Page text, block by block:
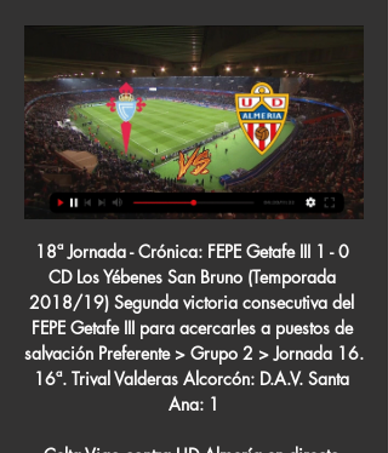
18ª Jornada - Crónica: FEPE Getafe III 1 - 0 CD Los Yébenes San Bruno (Temporada 2018/19) Segunda victoria consecutiva del FEPE Getafe III para acercarles a puestos de salvación Preferente > Grupo 2 > Jornada 16. 16ª. Trival Valderas Alcorcón: D.A.V. Santa Ana: 1

Celta Vigo contra UD Almería en directo online Radiomarca Al Celta Vigo contra UD Almería en directo online Radiomarca Almeria - Radio Marca Almeria 01.03.2024 Página web oficial del Valencia CF.

No te pierdas todas las últimas novedades de Talleres. Rumores del mercado de pases, resultados y análisis de la T hecho por hinchas como vos. La plataforma digital perfecta para estar al tanto de todos los detalles de tus jugadores y equipo favorito.

villa juan pablo 20291752749 villa nueva s.a. 30557913463 village tour cambio bolsa y turismo s.r.l. 30708024860 villalba carlos enrique 20174410136 villalobos norma beatriz 27209530495 villamaÑe antonio gustavo . 20204919543 villanueva, blanca soledad. 27314295353 villar gabriel alejandro 20235685400 30694067774 30709006599 urdangarin nancy.

CD Real Sociedad vs CD Vida el resultado en vivo en la liga Honduras Liga. Presentamos el resultado en vivo, la composición de los equipos antes del partido, los goleadores, las estadísticas y …

“La nueva ciudad, será en donde gire las actividades comerciales, económicas y laborales, por lo que el movimiento se centrará en esta nueva ciudad que se ubicaría a 30 kilómetros aproximadamente de “La Capital del Limón”, dejando en el olvido a la ciudad olmana, por lo …

Los mendocinos reciben a las 15.30 al equipo cordobés con la premisa de obtener una victoria que lo mantenga en la punta de la Zona 1 que comparte con San Lorenzo, ambos con 30 puntos aunque el "Tomba" con mejor diferencia de gol, en un partido de la 15ta. y penúltima fecha del torneo de […]

27º Olimpiada Matemática Rioplatense: Participaran jóvenes de Ñemby, San Bernardino, Caaguazú, Villarrica, Fernando de la Mora y Asunción. La 27º Olimpiada Matemática Rioplatense se realizará del 1 al 5 de diciembre en Buenos Aires, Argentina.

El Centro de solicitud de visa de Canadá CVAC tomará sus datos biométricos cuando presente su solicitud. Importante: Cuando envíe su solicitud al Centro de Solicitud de Visas de Canadá CVAC, no se olvide de incluir un documento con su información de contacto, como …

John Malkovich se convierte en un peculiar y anciano detective Hércules Poirot en la adaptación televisiva de la novela de Agatha Christie "El misterio de la guía de ferrocarriles", que llegará a España el viernes 15 de marzo a través del canal #0 de Movistar.

Viajar a Argentina Argentina ocupa una gran porción grande del sur de Sudamérica, desde las Cataratas del Iguazú en el norte, cerca de la triple frontera con Brasil y Paraguay, hasta el canal de Beagle en el sur de Tierra del Fuego, con el puerto de Ushuaia, el más austral del mundo.

Alianza Petrolera vs Atlético Junior, 24-10-2019. LA II 2019; Unión Magdalena vs Atletico Bucaramanga 24-10-2019. LA II_2019. Deportivo Pasto vs Rionegro Águilas Doradas, 24–10-2019. LA II_2019. Atlético Huila vs Deportivo Independiente Medellín 24-10-2019: LA II_ 2019.

Pronóstico Celta de Vigo Almería | LaLiga - 1/3/24 hace 2 días — Pronóstico Celta de Vigo vs Almería del 1/3/24. Consejos, apuestas y Gracias a la comparativa más completa de casas de apuestas online ...

Toda la información del partido Santa Rita vs CD Huila en vivo de Liga Angola Girabola (18 Diciembre 2018): Resumen, Estadísticas, Alineación y Resultados - Besoccer

El primer torneo se compone de 19 series de tres juegos, de las cuales los Toros de Tijuana disputarán diez como locales ante los equipos de Generales de Durango, Olmecas de Tabasco, Piratas de Campeche, Vaqueros de Unión Laguna, Saraperos de Saltillo, Sultanes de Monterrey en par de ocasiones, Rieleros de Aguascalientes, Tecolotes de los Dos.

Celta de Vigo vs. Almería EN VIVO: horario y canal TV para hace 7 horas — A qué hora juegan Celta de Vigo vs. Almería? Revisa AQUÍ en qué canal seguir la transmisión del partido por la fecha 27 de LaLiga.

01-06-2011. El 6 de mayo de 2011 alertamos sobre sucesos naturales cercanos a las zonas de Guatemala y Puerto Rico. Precisamente en esas zonas han sucedido inundaciones, despertar de volcanes y terremotos, apenas un mes después de la predicción.

Hay 7 maneras de llegar desde Puente Genil hasta Barcelona en tren, autobús, coche o en avión. Selecciona una de las opciones debajo para ver cómo se llega paso a paso y compara precios de billetes y horarios de viajes con el planificador de viajes Rome2rio

Celta - Almería | LaLiga EA Sports hace 5 horas — El partido entre Celta y Almería de la jornada 27 de LaLiga EA Sports se juega el viernes 1 de marzo a las 21:00 horas. Dónde ver en TV y online ...

Ve el perfil de Roberto Ruiz Olaya en LinkedIn, la mayor red profesional del mundo. Roberto tiene 4 empleos en su perfil. Ve el perfil completo en LinkedIn y descubre los contactos y empleos de Roberto en empresas similares.

Mapas de la Ciudad de Buenos Aires (CABA) oficinas de Maure Inmobiliaria en Belgrano. Mapa satelital de Capital Federal, barrios, estaciones de tren y subte

relaciÓn de personas inscritas en el curso gestiÓn estratÉgica de las compras pÚblicas modalidad autodidacta lista de la a a la k apellidos y nombres abad alberca magna dorila abad sotomayor augusto saleb abad suÁrez tito carlos abal echevarria luis enrique abanto muÑoz julio cesar abanto arroyo.

La Liga 2 tiene en sus filas a jugadores que destacaron en la Primera División y hoy buscan recuperar el brillo en la Segunda División. Figuras que jugaron en Alianza Lima y Universitario de Deportes ya muestran su calidad y luchan por el ascenso. Junior Viza, Walter Vílchez y Claudio

Television de Honduras en Vivo - Canales de TV Online - Television Online en Directo - Canales de Television Online en Honduras - Mirar en Vivo los Mejores Canales de Television - Television en Vivo - Las principales Estaciones de Television Online

Celta de Vigo - Almería, en directo hace 2 días — Sigue el resultado del Celta de Vigo - Almería en directo con SPORT. Partido de 27a Jornada en Abanca-Balaídos. Minuto a minuto del Celta de ...

Este próximo miércoles 3 de julio en punto de las 18:00 horas, América se medirá ante Boca Juniors dentro de la Colossus Cup, un torneo de pretemporada en el que también participan el Guadalajara y River Plate. América llega a este encuentro con la intención de empezar a probarse de cara al Apertura 2019 y aún sin algunos.

Fútbol - Panamá: consulta todos los partidos de Árabe Unido de esta temporada, próximos partidos. Utilizamos cookies y otras tecnologías para mejorar su experiencia en este sitio web. Al continuar navegando, usted acepta nuestro uso de estas tecnologías.

Sistema de Recaudación en valores que permite realizar la acreditación directa de los importes autorizados con Resolución Administrativa de Acción de Repetición así como la imputación de dichos importes al pago de DUI’s. Sistema de Registro de Garantías Tributarias y de Actuación

Deportes - G24 O Celta é o equipo que máis goles encaixa nos minutos finais · Foto EFE. play. Rafa Benítez foi ratificado como adestrador do Celta ata o partido contra o ...

México, Honduras, El Salvador y Guatemala acuerdan plan para prevenir migración Las cancillerías de México, Honduras, El Salvador y Guatemala trabajarán para coordinar la identificación y unificación de áreas de oportunidad existentes.

Lima. Los paraguayos se impusieron en Luque con un gol del delantero del Basilea suizo Derlis González en el tiempo de descuento, lo que acrecentó las dudas sobre el rendimiento de Perú, que tendrá que buscar soluciones para cubrir las bajas por lesión del delantero del Bayern Múnich Claudio

Por disponer de una plantilla de superior calidad técnica, además de un historial más favorable, la Argentina llega a este partido como la gran favorita y la tendencia es que confirme su superioridad con una victoria sobre la selección de Honduras. Así que una apuesta a favor de la selección argentina nos parece de gran valor en este partido.

ERP. El Atlético Grau de Piura se hizo del clásico norteño y derrotó con gran facilidad al Alianza Atlético de Sullana por 3 goles contra 1. Jugando en el Estadio Municipal de Bernal, los piuranos tuvieron un primer tiempo compartido con ocasiones para ambos equipos, diferencia que se inclinó

Necaxa vs Merida EN VIVO Ascenso Mx Viernes 30 de Agosto 2013 En vivo Online Gratis ; Donde puedo ver Necaxa vs Merida Ascenso Mx Viernes 30 de Agosto

local visitante fecha hora pabellÓn h. canyamelar valencia balonmano bera bera 12/09/2015 19:30 p. mpal. el cabaÑal kh-7 bm. granollers helvetia bm. alcobendas 12/09/2015 17:00 palau d´esports de granollers clinicas rincon malaga prosetecnisa zuazo 12/09/2015 18:00 ciudad dep. de carranque mecalia atl. guardes bm.

Ve el perfil de Bladimir Favio Yapura en LinkedIn, la mayor red profesional del mundo. Bladimir Favio tiene 6 empleos en su perfil. Ve el perfil completo en LinkedIn y descubre los contactos y empleos de Bladimir Favio en empresas similares.

Athletic Club - Web oficial del Athletic Club | Bilbao Website Oficial del Athletic Club · Últimas Noticias, Futbolistas, Entradas próximos partidos, Tickets Tour San Mamés y Museo, Tienda Oficial e información ...

Lanús prolongó esta noche su buen momento en la Superliga y derrotó en La Fortaleza 2-0 a Gimnasia y Esgrima La Plata, en la continuidad de la decimoctava fecha. IAM 09/02/2019 07:37 El correntino José Sand, de penal, y Leonel Di Plácido convirtieron para el “Granate”, que lleva cuatro éxitos consecutivos y siete partidos sin perder.

Verificar pagos realizados en línea y pagos realizados en Bancos, Comerciales, etc. Verificar el historial de consumo de cada cuenta registrada. Acceder la imagen de la factura de energía eléctrica para cada una de sus cuentas registrada e imprimir copia de la misma.

Municipal Liberia Matches Calendario Resultados Ju